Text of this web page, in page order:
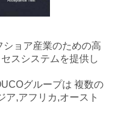
ョア産業のための高
スシステムを提供し
グループは 複数の
ア,アフリカ,オースト